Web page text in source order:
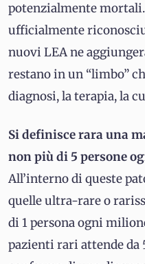
potenzialmente mortali.
ufficialmente
nuovi LEA ne
restano in un “limbo”
diagnosi, la terapia, la
Si definisce rara una
non più di 5 persone
All’interno di queste
quelle ultra-rare o
di 1 persona ogni
pazienti rari attende da